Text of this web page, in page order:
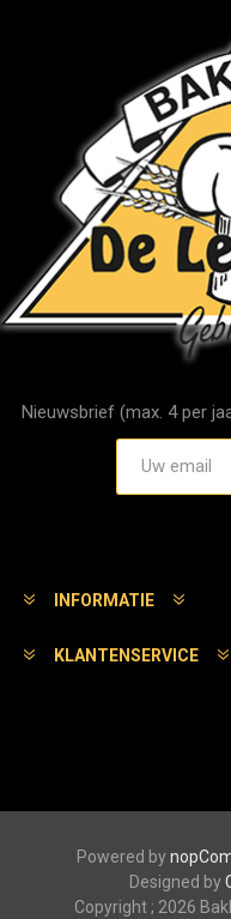
Nieuwsbrief (max. 4 per
INFORMATIE
KLANTENSERVICE
Powered by
Designed by
Copyright ; 2026